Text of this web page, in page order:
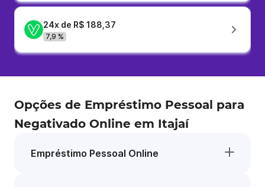
24x de R$ 188,37
7,9 %
Opções de Empréstimo Pessoal para
Negativado Online em Itajaí
Empréstimo Pessoal Online